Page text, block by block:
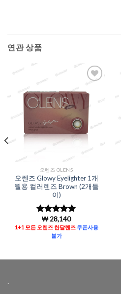
연관 상품
Wishlist
오렌즈 OLENS
오렌즈 Glowy Eyelighter 1개
월용 컬러렌즈 Brown (2개들
이)
5 중에서
로 평가됨
₩28,140
1+1 모든 오렌즈 한달렌즈쿠폰사용
불가